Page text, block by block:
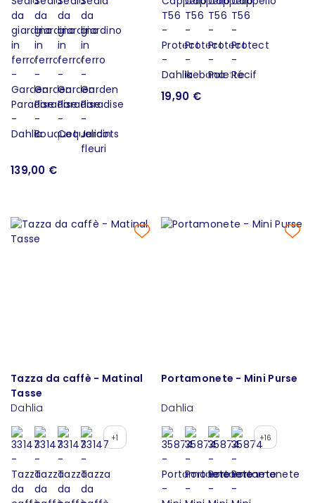
139,00 €
19,90 €
Tazza da caffè - Matinal
Tasse
Dahlia
+1
Portamonete - Mini Purse
Dahlia
+16